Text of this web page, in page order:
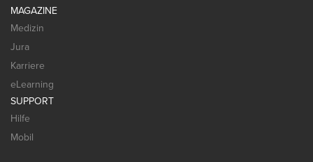
MAGAZINE
Medizin
Jura
Karriere
eLearning
SUPPORT
Hilfe
Mobil